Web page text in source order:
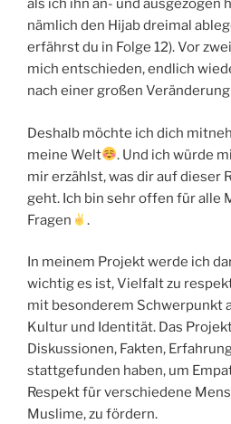
als ich ihn an- und ausgezogen
nämlich den Hijab dreimal
erfährst du in Folge 12). Vor
mich entschieden, endlich
nach einer großen
Deshalb möchte ich dich
meine Welt
. Und ich würde
mir erzählst, was dir auf dieser
geht. Ich bin sehr offen für alle
Fragen
.
In meinem Projekt werde ich
wichtig es ist, Vielfalt zu
mit besonderem Schwerpunkt
Kultur und Identität. Das
Diskussionen, Fakten,
stattgefunden haben, um
Respekt für verschiedene
Muslime, zu fördern.